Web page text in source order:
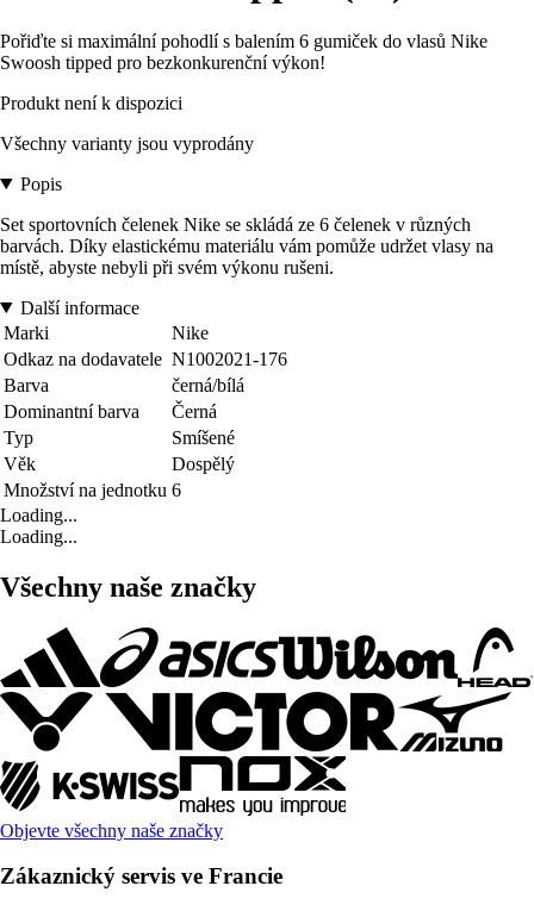
Pořiďte si maximální pohodlí s balením 6 gumiček do vlasů Nike
Swoosh tipped pro bezkonkurenční výkon!
Produkt není k dispozici
Všechny varianty jsou vyprodány
Popis
Set sportovních čelenek Nike se skládá ze 6 čelenek v různých
barvách. Díky elastickému materiálu vám pomůže udržet vlasy na
místě, abyste nebyli při svém výkonu rušeni.
Další informace
Marki
Nike
Odkaz na dodavatele N1002021-176
Barva
černá/bílá
Dominantní barva
Černá
Typ
Smíšené
Věk
Dospělý
Množství na jednotku 6
Loading...
Loading...
Všechny naše značky
Objevte všechny naše značky
Zákaznický servis ve Francie